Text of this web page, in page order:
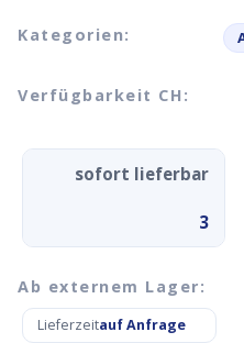
Kategorien:
Verfügbarkeit CH:
sofort lieferbar
3
Ab externem Lager:
Lieferzeitauf Anfrage